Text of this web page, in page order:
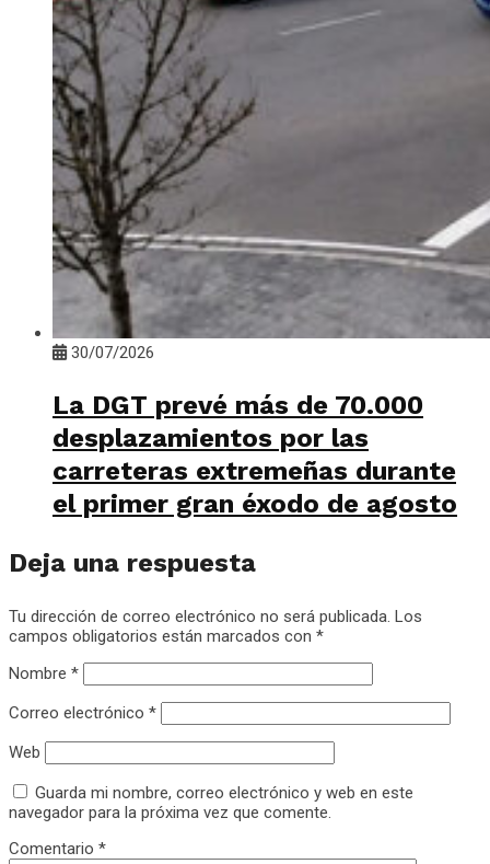
30/07/2026
La DGT prevé más de 70.000
desplazamientos por las
carreteras extremeñas durante
el primer gran éxodo de agosto
Deja una respuesta
Tu dirección de correo electrónico no será publicada. Los
campos obligatorios están marcados con *
Nombre *
Correo electrónico *
Web
Guarda mi nombre, correo electrónico y web en este
navegador para la próxima vez que comente.
Comentario *